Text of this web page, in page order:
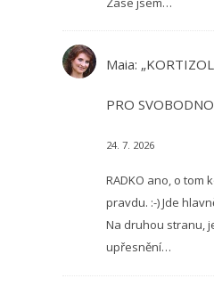
Maia:
PRO
24. 7. 2026
RADKO ano, o tom
pravdu. :-) Jde
Na druhou stranu,
upřesnění…